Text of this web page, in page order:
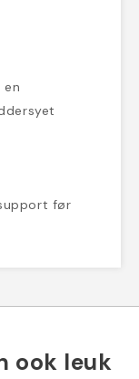
før
ook leuk